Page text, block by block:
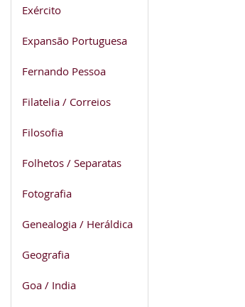
Exército
Expansão Portuguesa
Fernando Pessoa
Filatelia / Correios
Filosofia
Folhetos / Separatas
Fotografia
Genealogia / Heráldica
Geografia
Goa / India